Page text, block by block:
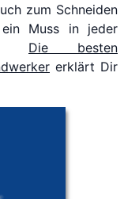
zum Schneiden
ein Muss in jeder
Die besten
erklärt Dir